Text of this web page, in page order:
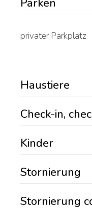
Parken
privater Parkplatz
Haustiere
Check-in,
Kinder
Stornierung
Stornierung